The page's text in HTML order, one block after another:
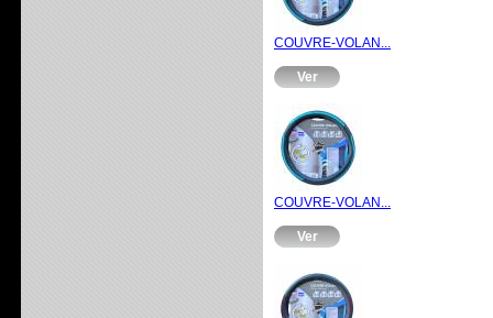
COUVRE-VOLAN...
Ver
COUVRE-VOLAN...
Ver